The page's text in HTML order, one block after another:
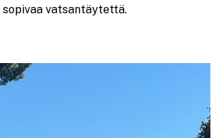
vatsantäytettä.